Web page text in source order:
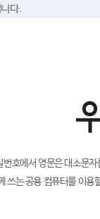
다.
호에서 영문은 대소문
쓰는 공용 컴퓨터를 이